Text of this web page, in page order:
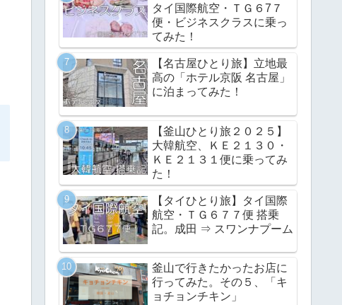
タイ国際航空・ＴＧ６7７
便・ビジネスクラスに乗っ
てみた！
【名古屋ひとり旅】立地最
高の「ホテル京阪 名古屋」
に泊まってみた！
【釜山ひとり旅２０２５】
大韓航空、ＫＥ２１３０・
ＫＥ２１３１便に乗ってみ
た！
【タイひとり旅】タイ国際
航空・ＴＧ６７７便 搭乗
記。成田 ⇒ スワンナプーム
釜山で行きたかったお店に
行ってみた。その５、「キ
ョチョンチキン」